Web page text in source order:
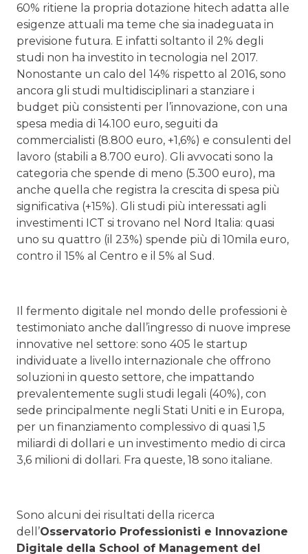
60% ritiene la propria dotazione hitech adatta alle
esigenze attuali ma teme che sia inadeguata in
previsione futura. E infatti soltanto il 2% degli
studi non ha investito in tecnologia nel 2017.
Nonostante un calo del 14% rispetto al 2016, sono
ancora gli studi multidisciplinari a stanziare i
budget più consistenti per l’innovazione, con una
spesa media di 14.100 euro, seguiti da
commercialisti (8.800 euro, +1,6%) e consulenti del
lavoro (stabili a 8.700 euro). Gli avvocati sono la
categoria che spende di meno (5.300 euro), ma
anche quella che registra la crescita di spesa più
significativa (+15%). Gli studi più interessati agli
investimenti ICT si trovano nel Nord Italia: quasi
uno su quattro (il 23%) spende più di 10mila euro,
contro il 15% al Centro e il 5% al Sud.
Il fermento digitale nel mondo delle professioni è
testimoniato anche dall’ingresso di nuove imprese
innovative nel settore: sono 405 le startup
individuate a livello internazionale che offrono
soluzioni in questo settore, che impattando
prevalentemente sugli studi legali (40%), con
sede principalmente negli Stati Uniti e in Europa,
per un finanziamento complessivo di quasi 1,5
miliardi di dollari e un investimento medio di circa
3,6 milioni di dollari. Fra queste, 18 sono italiane.
Sono alcuni dei risultati della ricerca
dell’Osservatorio Professionisti e Innovazione
Digitale della School of Management del